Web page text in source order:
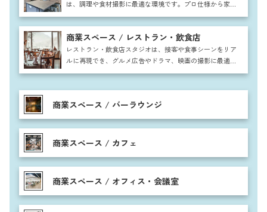
は、調理や食材撮影に最適な環境です。プロ仕様から家庭
的な雰囲気まで対応し、雑誌や広告、CM撮影に幅広く利
用可能。自然な生活感を取り入れた空間で、料理番組やレ
シピ動画、食品パッケージ撮影など多彩なシーンに活用で
きます。
商業スペース / レストラン・飲食店
レストラン・飲食店スタジオは、接客や食事シーンをリア
ルに再現でき、グルメ広告やドラマ、映画の撮影に最適で
す。テーブル席やカウンター、個室など多彩な空間を活用
で幅広い雰囲気に対応できます。
商業スペース / バーラウンジ
商業スペース / カフェ
商業スペース / オフィス・会議室